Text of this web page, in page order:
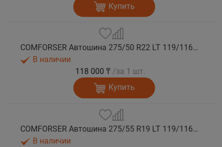
Купить
COMFORSER Автошина 275/50 R22 LT 119/116S CF1100 RWL 10PR лето
В наличии
118 000 ₸ /за 1 шт.
Купить
COMFORSER Автошина 275/55 R19 LT 119/116S CF1100 10PR RWL лето
В наличии